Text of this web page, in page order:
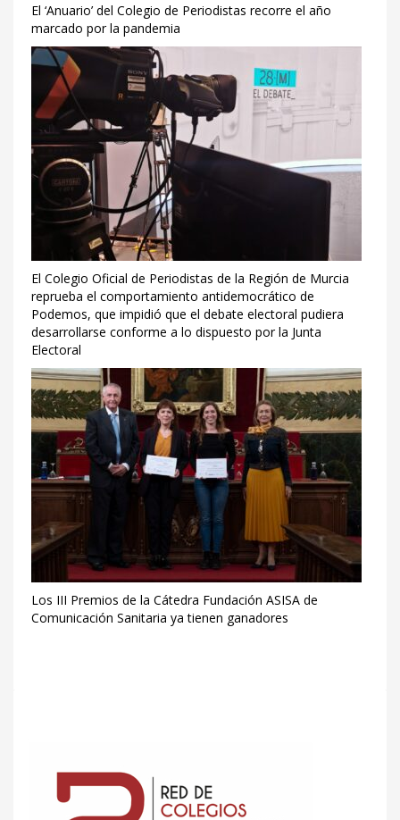
El ‘Anuario’ del Colegio de Periodistas recorre el año
marcado por la pandemia
El Colegio Oficial de Periodistas de la Región de Murcia
reprueba el comportamiento antidemocrático de
Podemos, que impidió que el debate electoral pudiera
desarrollarse conforme a lo dispuesto por la Junta
Electoral
Los III Premios de la Cátedra Fundación ASISA de
Comunicación Sanitaria ya tienen ganadores